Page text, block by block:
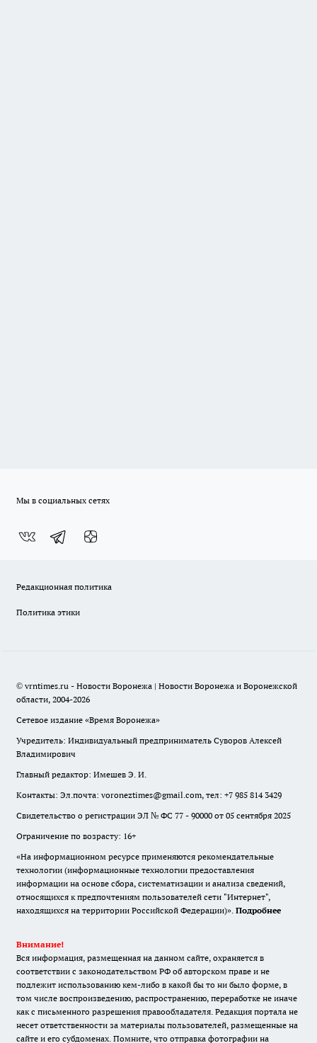
Мы в социальных сетях
Редакционная политика
Политика этики
© vrntimes.ru - Новости Воронежа | Новости Воронежа и Воронежской
области, 2004-2026
Сетевое издание «Время Воронежа»
Учредитель: Индивидуальный предприниматель Суворов Алексей
Владимирович
Главный редактор: Имешев Э. И.
Контакты: Эл.почта: voroneztimes@gmail.com, тел: +7 985 814 3429
Свидетельство о регистрации ЭЛ № ФС 77 - 90000 от 05 сентября 2025
Ограничение по возрасту: 16+
«На информационном ресурсе применяются рекомендательные
технологии (информационные технологии предоставления
информации на основе сбора, систематизации и анализа сведений,
относящихся к предпочтениям пользователей сети "Интернет",
находящихся на территории Российской Федерации)». Подробнее
Внимание!
Вся информация, размещенная на данном сайте, охраняется в
соответствии с законодательством РФ об авторском праве и не
подлежит использованию кем-либо в какой бы то ни было форме, в
том числе воспроизведению, распространению, переработке не иначе
как с письменного разрешения правообладателя. Редакция портала не
несет ответственности за материалы пользователей, размещенные на
сайте и его субдоменах. Помните, что отправка фотографии на